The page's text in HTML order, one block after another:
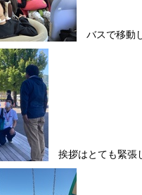
バスで移動
挨拶はとても緊張